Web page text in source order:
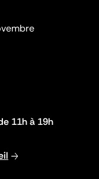
11h à 19h